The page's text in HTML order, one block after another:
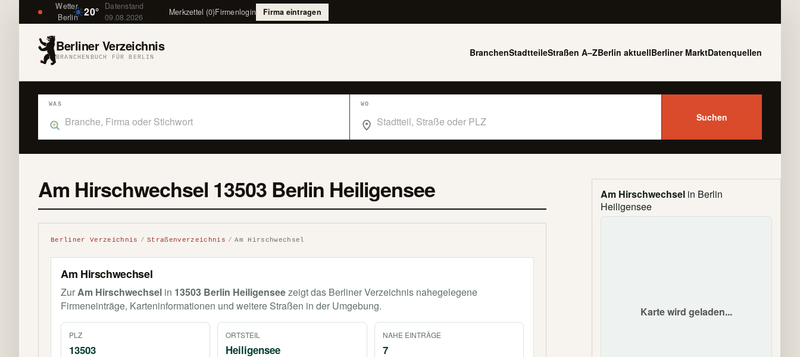
Wetter
Berlin 20°
Datenstand
09.08.2026
Merkzettel (0)Firmenlogin Firma eintragen
Berliner Verzeichnis
BRANCHENBUCH FÜR BERLIN BranchenStadtteileStraßen A–ZBerlin aktuellBerliner MarktDatenquellen
WAS WO
Suchen
Am Hirschwechsel in Berlin
Heiligensee
Karte wird geladen...
Am Hirschwechsel 13503 Berlin Heiligensee
Berliner Verzeichnis Straßenverzeichnis Am Hirschwechsel
Am Hirschwechsel
ZurAm Hirschwechsel in 13503 Berlin Heiligenseezeigt das Berliner Verzeichnis nahegelegene
Firmeneinträge, Karteninformationen und weitere Straßen in der Umgebung.
PLZ
13503
ORTSTEIL
Heiligensee
NAHE EINTRÄGE
7